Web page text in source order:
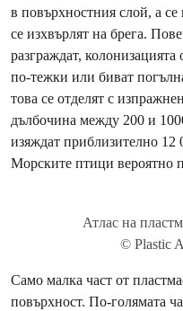
в повърхностния слой, а
се изхвърлят на брега.
разграждат,
по-тежки или биват
това се отделят с
дълбочина между 200 и
изяждат приблизително
Морските птици вероятно
Атлас на
© Plastic
Само малка част от
повърхност. По-голямата